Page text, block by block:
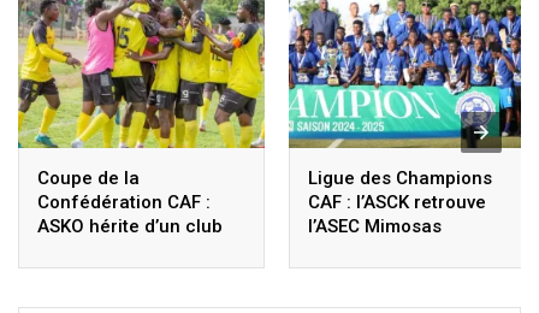
Coupe de la
Confédération CAF :
ASKO hérite d’un club
Ligue des Champions
CAF : l’ASCK retrouve
l’ASEC Mimosas